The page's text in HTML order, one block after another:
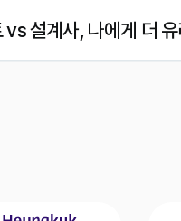
설계사, 나에게 더